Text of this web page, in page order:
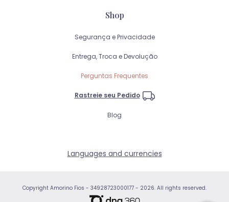
Shop
Segurança e Privacidade
Entrega, Troca e Devolução
Perguntas Frequentes
Rastreie seu Pedido
Blog
Languages and currencies
Copyright Amorino Fios - 34928723000177 - 2026. All rights reserved.